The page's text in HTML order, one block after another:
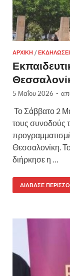
ΑΡΧΙΚΉ /
5 Μαΐου 2026 -
Το Σάββατο 2
τους συνοδούς
Θεσσαλονίκη.
διήρκησε η …
ΔΙΆΒΑΣΕ